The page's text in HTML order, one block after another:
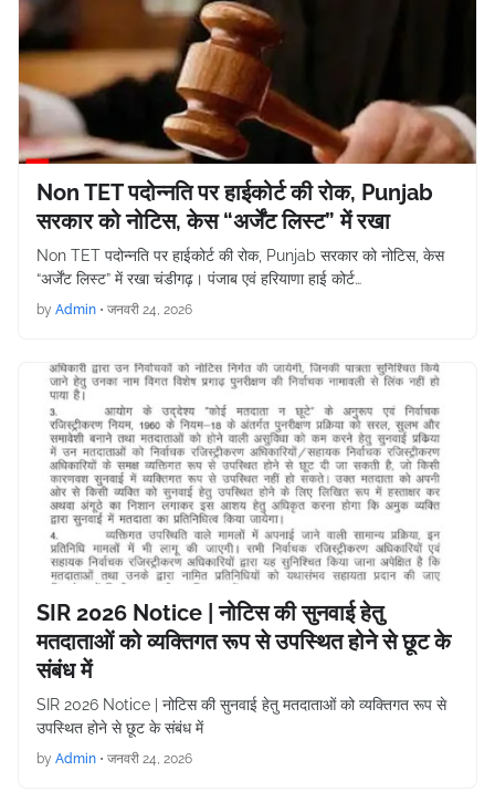
Non TET पदोन्नति पर हाईकोर्ट की रोक, Punjab
सरकार को नोटिस, केस “अर्जेंट लिस्ट” में रखा
Non TET पदोन्नति पर हाईकोर्ट की रोक, Punjab सरकार को नोटिस, केस
“अर्जेंट लिस्ट” में रखा चंडीगढ़। पंजाब एवं हरियाणा हाई कोर्ट…
by Admin • जनवरी 24, 2026
SIR 2026 Notice | नोटिस की सुनवाई हेतु
मतदाताओं को व्यक्तिगत रूप से उपस्थित होने से छूट के
संबंध में
SIR 2026 Notice | नोटिस की सुनवाई हेतु मतदाताओं को व्यक्तिगत रूप से
उपस्थित होने से छूट के संबंध में
by Admin • जनवरी 24, 2026